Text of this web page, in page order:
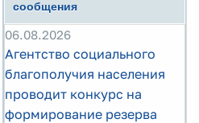
сообщения
06.08.2026
Агентство социального
благополучия населения
проводит конкурс на
формирование резерва